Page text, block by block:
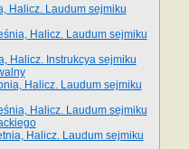
Halicz. Laudum sejmiku
Halicz. Laudum sejmiku
Halicz. Instrukcya sejmiku
Halicz. Laudum sejmiku
Halicz. Laudum sejmiku
Halicz. Laudum sejmiku